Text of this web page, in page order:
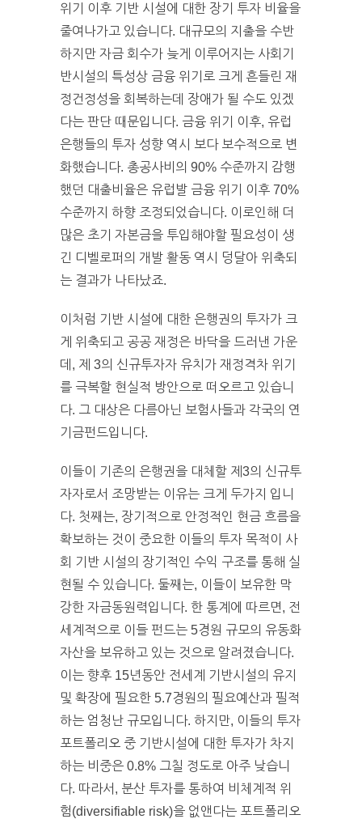
위기 이후 기반 시설에 대한 장기 투자 비율을
줄여나가고 있습니다. 대규모의 지출을 수반
하지만 자금 회수가 늦게 이루어지는 사회기
반시설의 특성상 금융 위기로 크게 흔들린 재
정건정성을 회복하는데 장애가 될 수도 있겠
다는 판단 때문입니다. 금융 위기 이후, 유럽
은행들의 투자 성향 역시 보다 보수적으로 변
화했습니다. 총공사비의 90% 수준까지 감행
했던 대출비율은 유럽발 금융 위기 이후 70%
수준까지 하향 조정되었습니다. 이로인해 더
많은 초기 자본금을 투입해야할 필요성이 생
긴 디벨로퍼의 개발 활동 역시 덩달아 위축되
는 결과가 나타났죠.
이처럼 기반 시설에 대한 은행권의 투자가 크
게 위축되고 공공 재정은 바닥을 드러낸 가운
데, 제 3의 신규투자자 유치가 재정격차 위기
를 극복할 현실적 방안으로 떠오르고 있습니
다. 그 대상은 다름아닌 보험사들과 각국의 연
기금펀드입니다.
이들이 기존의 은행권을 대체할 제3의 신규투
자자로서 조망받는 이유는 크게 두가지 입니
다. 첫째는, 장기적으로 안정적인 현금 흐름을
확보하는 것이 중요한 이들의 투자 목적이 사
회 기반 시설의 장기적인 수익 구조를 통해 실
현될 수 있습니다. 둘째는, 이들이 보유한 막
강한 자금동원력입니다. 한 통계에 따르면, 전
세계적으로 이들 펀드는 5경원 규모의 유동화
자산을 보유하고 있는 것으로 알려졌습니다.
이는 향후 15년동안 전세계 기반시설의 유지
및 확장에 필요한 5.7경원의 필요예산과 필적
하는 엄청난 규모입니다. 하지만, 이들의 투자
포트폴리오 중 기반시설에 대한 투자가 차지
하는 비중은 0.8% 그칠 정도로 아주 낮습니
다. 따라서, 분산 투자를 통하여 비체계적 위
험(diversifiable risk)을 없앤다는 포트폴리오